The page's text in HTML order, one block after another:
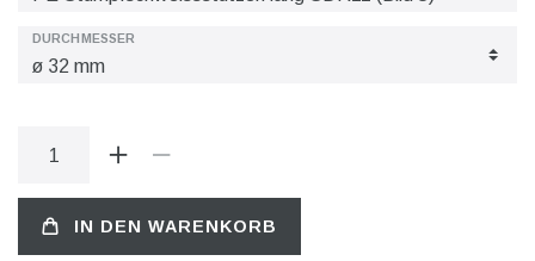
DURCHMESSER
IN DEN WARENKORB